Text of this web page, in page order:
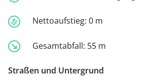
Nettoaufstieg: 0 m
Gesamtabfall: 55 m
Straßen und Untergrund